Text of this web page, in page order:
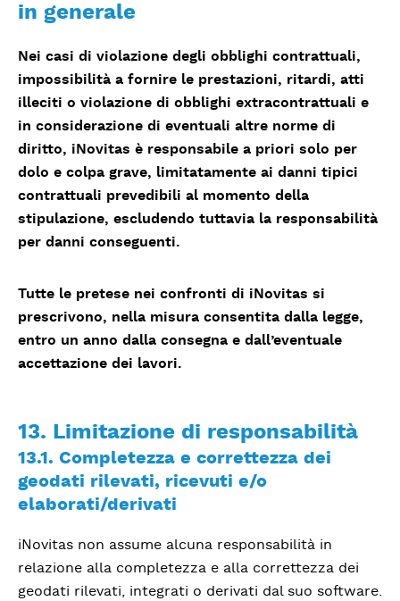
in generale
Nei casi di violazione degli obblighi contrattuali,
impossibilità a fornire le prestazioni, ritardi, atti
illeciti o violazione di obblighi extracontrattuali e
in considerazione di eventuali altre norme di
diritto, iNovitas è responsabile a priori solo per
dolo e colpa grave, limitatamente ai danni tipici
contrattuali prevedibili al momento della
stipulazione, escludendo tuttavia la responsabilità
per danni conseguenti.
Tutte le pretese nei confronti di iNovitas si
prescrivono, nella misura consentita dalla legge,
entro un anno dalla consegna e dall’eventuale
accettazione dei lavori.
13. Limitazione di responsabilità
13.1. Completezza e correttezza dei
geodati rilevati, ricevuti e/o
elaborati/derivati
iNovitas non assume alcuna responsabilità in
relazione alla completezza e alla correttezza dei
geodati rilevati, integrati o derivati dal suo software.